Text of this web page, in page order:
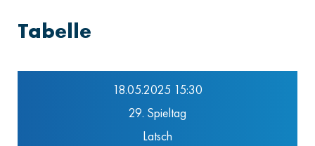
Tabelle
18.05.2025 15:30
29. Spieltag
Latsch